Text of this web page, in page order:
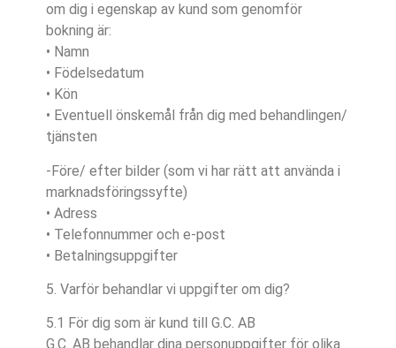
om dig i egenskap av kund som genomför
bokning är:
• Namn
• Födelsedatum
• Kön
• Eventuell önskemål från dig med behandlingen/
tjänsten
-Före/ efter bilder (som vi har rätt att använda i
marknadsföringssyfte)
• Adress
• Telefonnummer och e-post
• Betalningsuppgifter
5. Varför behandlar vi uppgifter om dig?
5.1 För dig som är kund till G.C. AB
G.C. AB behandlar dina personuppgifter för olika